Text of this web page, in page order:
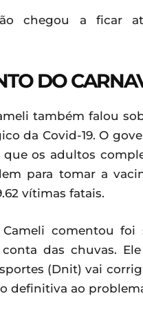
chegou a ficar
DO
também falou
da Covid-19. O
que os adultos
para tomar a
vítimas fatais.
comentou
das chuvas.
(Dnit) vai
definitiva ao